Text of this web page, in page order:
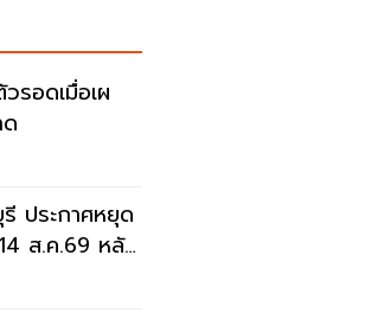
ประกาศหยุด
ส.ค.69 หลัง